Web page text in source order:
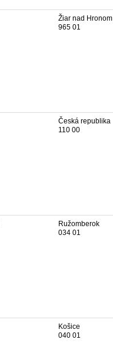
Žiar nad Hronom
965 01
Česká republika
110 00
Ružomberok
034 01
Košice
040 01